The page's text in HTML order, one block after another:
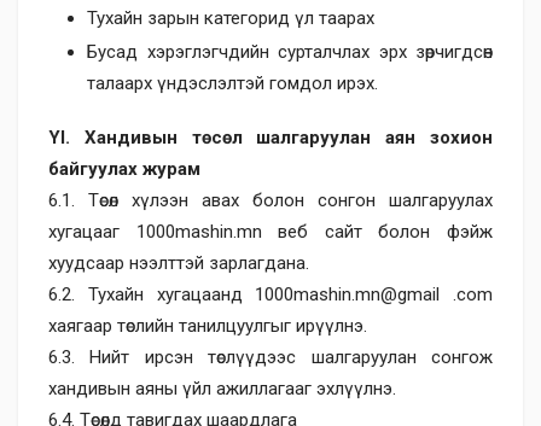
Тухайн зарын категорид үл таарах
Бусад хэрэглэгчдийн сурталчлах эрх зөрчигдсөн
талаарх үндэслэлтэй гомдол ирэх.
YI. Хандивын төсөл шалгаруулан аян зохион
байгуулах журам
6.1. Төсөл хүлээн авах болон сонгон шалгаруулах
хугацааг 1000mashin.mn веб сайт болон фэйж
хуудсаар нээлттэй зарлагдана.
6.2. Тухайн хугацаанд 1000mashin.mn@gmail .com
хаягаар төслийн танилцуулгыг ирүүлнэ.
6.3. Нийт ирсэн төслүүдээс шалгаруулан сонгож
хандивын аяны үйл ажиллагааг эхлүүлнэ.
6.4. Төсөлд тавигдах шаардлага